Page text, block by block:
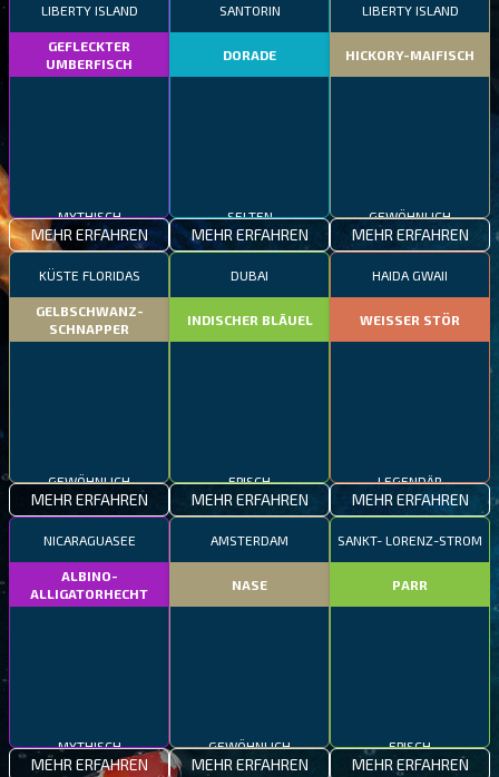
LIBERTY ISLAND
GEFLECKTER
UMBERFISCH
MEHR ERFAHREN
SANTORIN
DORADE
MEHR ERFAHREN
LIBERTY ISLAND
HICKORY-MAIFISCH
MEHR ERFAHREN
KÜSTE FLORIDAS
GELBSCHWANZ-
SCHNAPPER
MEHR ERFAHREN
DUBAI
INDISCHER BLÄUEL
MEHR ERFAHREN
HAIDA GWAII
WEISSER STÖR
MEHR ERFAHREN
NICARAGUASEE
ALBINO-
ALLIGATORHECHT
MEHR ERFAHREN
AMSTERDAM
NASE
MEHR ERFAHREN
SANKT- LORENZ-STROM
PARR
MEHR ERFAHREN